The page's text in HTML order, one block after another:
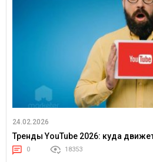
24.02.2026
Тренды YouTube 2026: куда
0 18353